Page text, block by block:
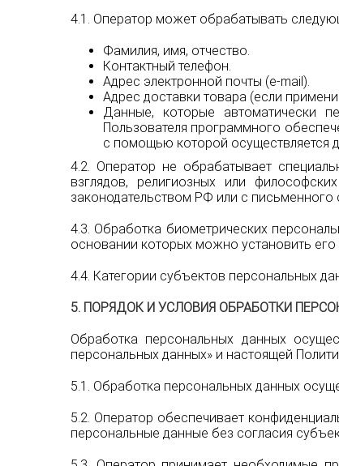
4.1. Оператор может обрабатывать
Фамилия, имя, отчество.
Контактный телефон.
Адрес электронной почты (e-mail).
Адрес доставки товара (если
Данные, которые автоматически
Пользователя программного
с помощью которой осуществляется
4.2. Оператор не обрабатывает
взглядов, религиозных или
законодательством РФ или с письменного
4.3. Обработка биометрических
основании которых можно установить
4.4. Категории субъектов персональных
5. ПОРЯДОК И УСЛОВИЯ ОБРАБОТКИ
Обработка персональных данных
персональных данных» и настоящей
5.1. Обработка персональных данных
5.2. Оператор обеспечивает
персональные данные без согласия